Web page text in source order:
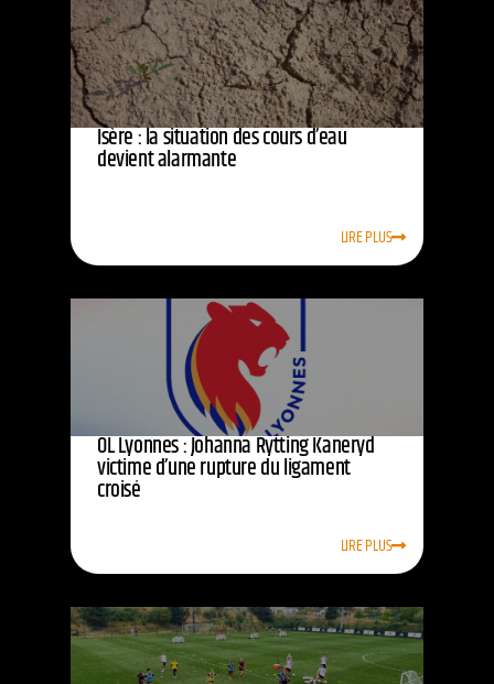
Isère : la situation des cours d’eau
devient alarmante
LIRE PLUS
OL Lyonnes : Johanna Rytting Kaneryd
victime d’une rupture du ligament
croisé
LIRE PLUS